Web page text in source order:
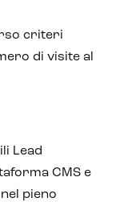
criteri
di visite al
Lead
CMS e
pieno